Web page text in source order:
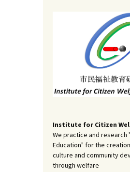
アーカイブ（４）
記事（151）～
アーカイブ（５）
記事（201）～
アーカイブ（３）
調査報告
アーカイブ（４）
実践報告
アーカイブ（５）
コラム
Institute for Citizen
We practice and research
Education" for the
culture and community
through welfare